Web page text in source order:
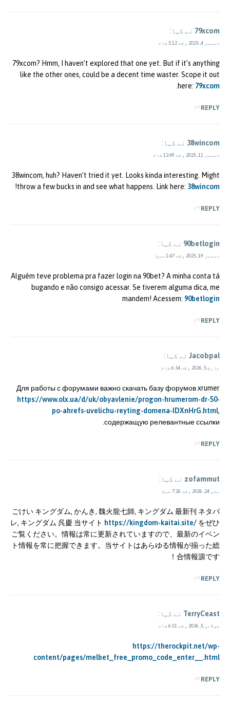
79xcom نے کہا:
دسمبر 4, 2025 وقت 5:12 شام
79xcom? Hmm, I haven’t explored that one yet. But if it’s anything
like the other ones, could be a decent time waster. Scope it out
here: 79xcom
REPLY
38wincom نے کہا:
دسمبر 11, 2025 وقت 12:49 شام
38wincom, huh? Haven’t tried it yet. Looks kinda interesting. Might
throw a few bucks in and see what happens. Link here: 38wincom
!
REPLY
90betlogin نے کہا:
دسمبر 19, 2025 وقت 1:47 صبح
Alguém teve problema pra fazer login na 90bet? A minha conta tá
bugando e não consigo acessar. Se tiverem alguma dica, me
mandem! Acessem: 90betlogin
REPLY
Jacobpal نے کہا:
مارچ 5, 2026 وقت 6:34 شام
Для работы с форумами важно скачать базу форумов xrumer
https://www.olx.ua/d/uk/obyavlenie/progon-hrumerom-dr-50-
po-ahrefs-uvelichu-reyting-domena-IDXnHrG.html,
содержащую релевантные ссылки.
REPLY
zofammut نے کہا:
مئی 24, 2026 وقت 7:26 صبح
ごけい キングダム, かんき, 魏火龍七師, キングダム 最新刊 ネタバ
レ, キングダム 呉慶 当サイト https://kingdom-kaitai.site/ をぜひ
ご覧ください。情報は常に更新されていますので、最新のイベン
ト情報を常に把握できます。当サイトはあらゆる情報が揃った総
合情報源です！
REPLY
TerryCeast نے کہا:
جولائی 5, 2026 وقت 6:51 شام
https://therockpit.net/wp-
content/pages/melbet_free_promo_code_enter__.html
REPLY